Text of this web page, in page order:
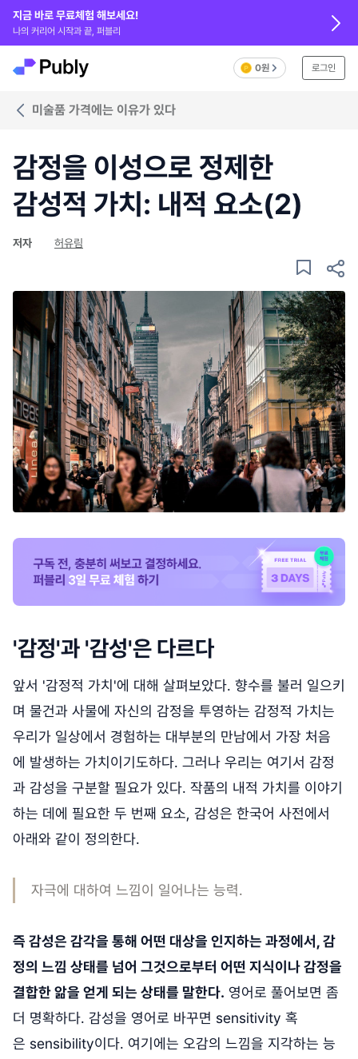
지금 바로 무료체험 해보세요!
나의 커리어 시작과 끝, 퍼블리
0원 로그인
미술품 가격에는 이유가 있다
감정을 이성으로 정제한
감성적 가치: 내적 요소(2)
저자 허유림
'감정'과 '감성'은 다르다
앞서 '감정적 가치'에 대해 살펴보았다. 향수를 불러 일으키
며 물건과 사물에 자신의 감정을 투영하는 감정적 가치는
우리가 일상에서 경험하는 대부분의 만남에서 가장 처음
에 발생하는 가치이기도하다. 그러나 우리는 여기서 감정
과 감성을 구분할 필요가 있다. 작품의 내적 가치를 이야기
하는 데에 필요한 두 번째 요소, 감성은 한국어 사전에서
아래와 같이 정의한다.
자극에 대하여 느낌이 일어나는 능력.
즉 감성은 감각을 통해 어떤 대상을 인지하는 과정에서, 감
정의 느낌 상태를 넘어 그것으로부터 어떤 지식이나 감정을
결합한 앎을 얻게 되는 상태를 말한다. 영어로 풀어보면 좀
더 명확하다. 감성을 영어로 바꾸면 sensitivity 혹
은 sensibility이다. 여기에는 오감의 느낌을 지각하는 능